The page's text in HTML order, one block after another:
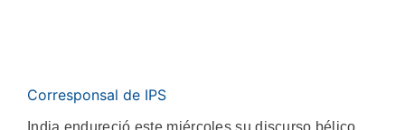
Corresponsal de IPS
India endureció este miércoles su discurso bélico